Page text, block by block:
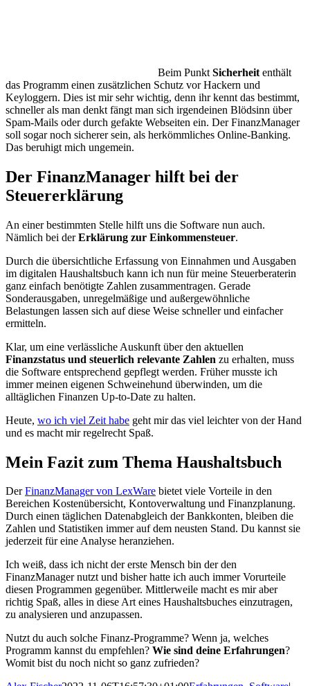
Beim Punkt Sicherheit enthält
das Programm einen zusätzlichen Schutz vor Hackern und
Keyloggern. Dies ist mir sehr wichtig, denn ihr kennt das bestimmt,
schneller als man denkt fängt man sich irgendeinen Blödsinn über
Spam-Mails oder durch gefakte Webseiten ein. Der FinanzManager
soll sogar noch sicherer sein, als herkömmliches Online-Banking.
Das beruhigt mich ungemein.
Der FinanzManager hilft bei der
Steuererklärung
An einer bestimmten Stelle hilft uns die Software nun auch.
Nämlich bei derErklärung zur Einkommensteuer.
Durch die übersichtliche Erfassung von Einnahmen und Ausgaben
im digitalen Haushaltsbuch kann ich nun für meine Steuerberaterin
ganz einfach benötigte Zahlen zusammentragen. Gerade
Sonderausgaben, unregelmäßige und außergewöhnliche
Belastungen lassen sich auf diese Weise schneller und einfacher
ermitteln.
Klar, um eine verlässliche Auskunft über den aktuellen
Finanzstatus und steuerlich relevante Zahlen zu erhalten, muss
die Software entsprechend gepflegt werden. Früher musste ich
immer meinen eigenen Schweinehund überwinden, um die
alltäglichen Finanzen Up-to-Date zu halten.
Heute, wo ich viel Zeit habe geht mir das viel leichter von der Hand
und es macht mir regelrecht Spaß.
Mein Fazit zum Thema Haushaltsbuch
DerFinanzManager von LexWare bietet viele Vorteile in den
Bereichen Kostenübersicht, Kontoverwaltung und Finanzplanung.
Durch einen täglichen Datenabgleich der Bankkonten, bleiben die
Zahlen und Statistiken immer auf dem neusten Stand. Du kannst sie
jederzeit für eine Analyse heranziehen.
Ich weiß, dass ich nicht der erste Mensch bin der den
FinanzManager nutzt und bisher hatte ich auch immer Vorurteile
diesen Programmen gegenüber. Mittlerweile macht es mir aber
richtig Spaß, alles in diese Art eines Haushaltsbuches einzutragen,
zu analysieren und anzupassen.
Nutzt du auch solche Finanz-Programme? Wenn ja, welches
Programm kannst du empfehlen? Wie sind deine Erfahrungen?
Womit bist du noch nicht so ganz zufrieden?